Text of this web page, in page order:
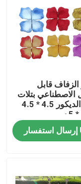
الزفاف قابل
الاصطناعي بتلات
الورد الديكور 4.5 * 4.5
إرسال استفسار